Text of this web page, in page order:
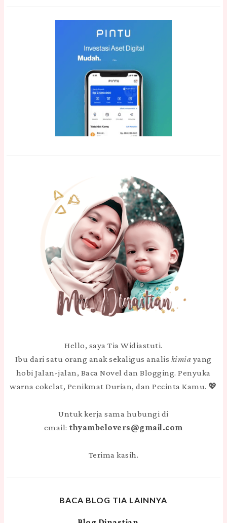
Hello, saya Tia Widiastuti.
Ibu dari satu orang anak sekaligus analis kimia yang
hobi Jalan-jalan, Baca Novel dan Blogging. Penyuka
warna cokelat, Penikmat Durian, dan Pecinta Kamu. 💖
Untuk kerja sama hubungi di
email: thyambelovers@gmail.com
Terima kasih.
BACA BLOG TIA LAINNYA